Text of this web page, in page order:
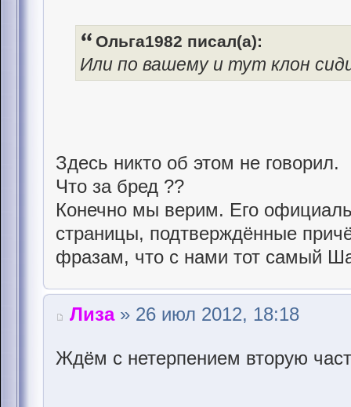
Ольга1982 писал(а):
Или по вашему и тут клон
Здесь никто об этом не говорил.
Что за бред ??
Конечно мы верим. Его
страницы, подтверждённые
фразам, что с нами тот самый
Лиза» 26 июл 2012, 18:18
Ждём с нетерпением вторую